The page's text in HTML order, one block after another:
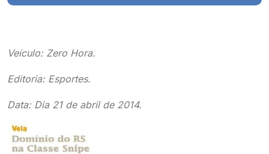
Veículo: Zero Hora.
Editoria: Esportes.
Data: Dia 21 de abril de 2014.